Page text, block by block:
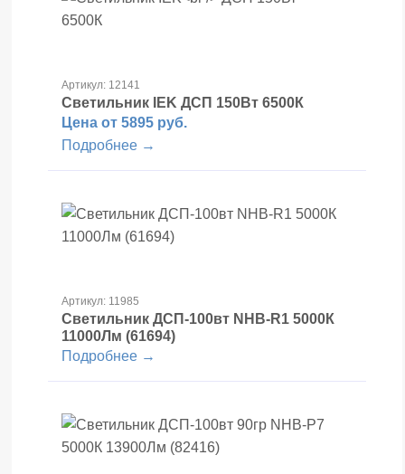
Артикул: 12141
Светильник IEK ДСП 150Вт 6500К
Цена от 5895 руб.
Подробнее →
Артикул: 11985
Светильник ДСП-100вт NHB-R1 5000К
11000Лм (61694)
Подробнее →